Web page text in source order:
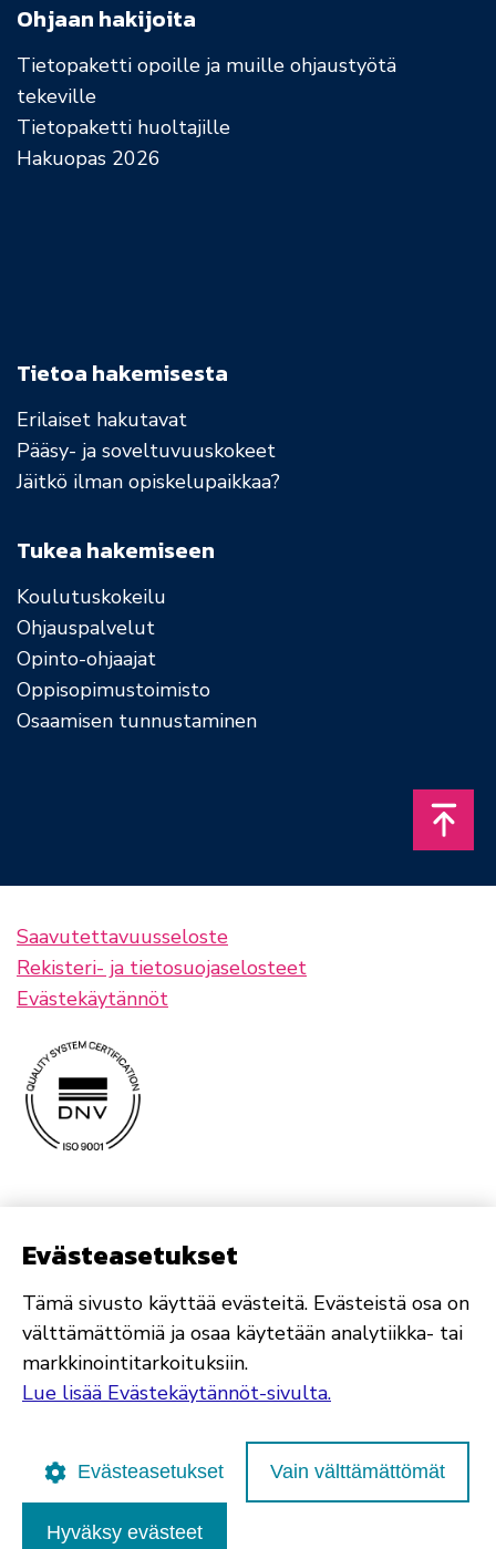
Ohjaan hakijoita
Tietopaketti opoille ja muille ohjaustyötä
tekeville
Tietopaketti huoltajille
Hakuopas 2026
Tietoa hakemisesta
Erilaiset hakutavat
Pääsy- ja soveltuvuuskokeet
Jäitkö ilman opiskelupaikkaa?
Tukea hakemiseen
Koulutuskokeilu
Ohjauspalvelut
Opinto-ohjaajat
Oppisopimustoimisto
Osaamisen tunnustaminen
Saavutettavuusseloste
Rekisteri- ja tietosuojaselosteet
Evästekäytännöt
Evästeasetukset
Tämä sivusto käyttää evästeitä. Evästeistä osa on
välttämättömiä ja osaa käytetään analytiikka- tai
markkinointitarkoituksiin.
Lue lisää Evästekäytännöt-sivulta.
Evästeasetukset Vain välttämättömät
Hyväksy evästeet